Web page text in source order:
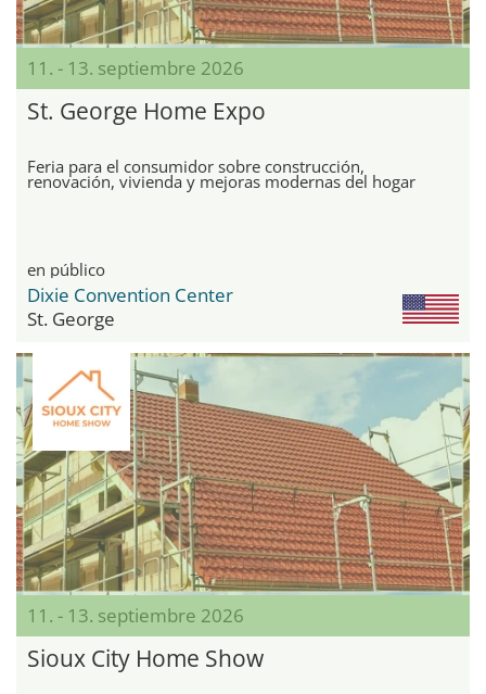
11. - 13. septiembre 2026
St. George Home Expo
Feria para el consumidor sobre construcción,
renovación, vivienda y mejoras modernas del hogar
en público
Dixie Convention Center
St. George
11. - 13. septiembre 2026
Sioux City Home Show